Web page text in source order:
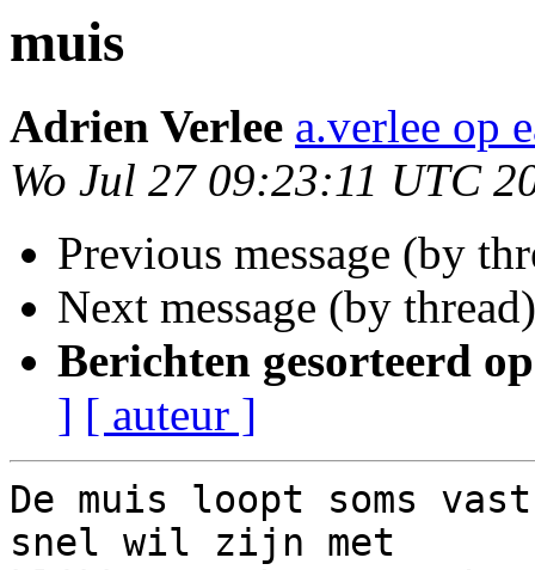
muis
Adrien Verlee a.verlee op
Wo Jul 27 09:23:11 UTC
Previous message (by
Next message (by
Berichten gesorteerd
] [ auteur ]
De muis loopt soms
snel wil zijn met